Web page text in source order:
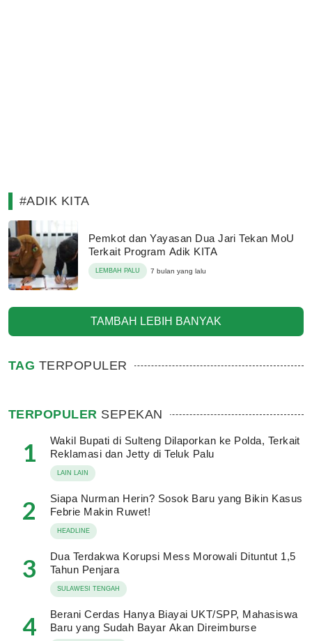
#ADIK KITA
Pemkot dan Yayasan Dua Jari Tekan MoU
Terkait Program Adik KITA
LEMBAH PALU 7 bulan yang lalu
TAMBAH LEBIH BANYAK
TAG TERPOPULER
TERPOPULER SEPEKAN
1
Wakil Bupati di Sulteng Dilaporkan ke Polda, Terkait
Reklamasi dan Jetty di Teluk Palu
LAIN LAIN
2
Siapa Nurman Herin? Sosok Baru yang Bikin Kasus
Febrie Makin Ruwet!
HEADLINE
3
Dua Terdakwa Korupsi Mess Morowali Dituntut 1,5
Tahun Penjara
SULAWESI TENGAH
4
Berani Cerdas Hanya Biayai UKT/SPP, Mahasiswa
Baru yang Sudah Bayar Akan Direimburse